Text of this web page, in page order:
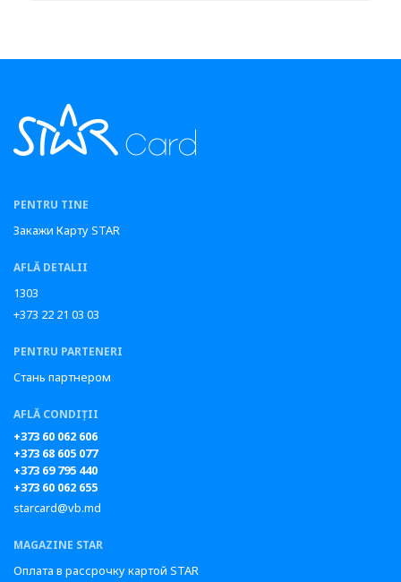
PENTRU TINE
Закажи Карту STAR
AFLĂ DETALII
1303
+373 22 21 03 03
PENTRU PARTENERI
Стань партнером
AFLĂ CONDIȚII
+373 60 062 606
+373 68 605 077
+373 69 795 440
+373 60 062 655
starcard@vb.md
MAGAZINE STAR
Оплата в рассрочку картой STAR